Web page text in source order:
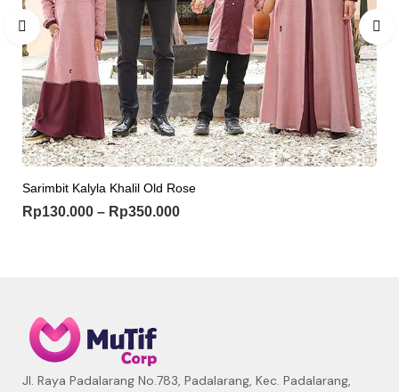
Sarimbit Kalyla Khalil Old Rose
Rp130.000 – Rp350.000
Jl. Raya Padalarang No.783, Padalarang, Kec. Padalarang,